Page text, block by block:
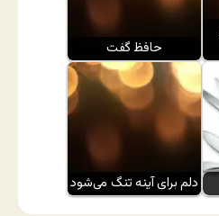
حافظ گفت
دلم برای آینه تنگ می‌شود